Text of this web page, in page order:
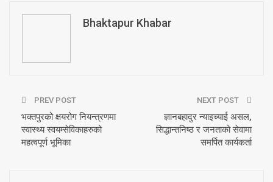
Bhaktapur Khabar
PREV POST
भक्तपुरको क्षयरोग नियन्त्रणमा
स्वास्थ्य स्वयम्सेविकाहरुको
महत्वपूर्ण भूमिका
NEXT POST
ज्ञानबहादुर न्याइच्याई असल,
सिद्धान्तनिष्ठ र जनताको सेवामा
समर्पित कार्यकर्ता